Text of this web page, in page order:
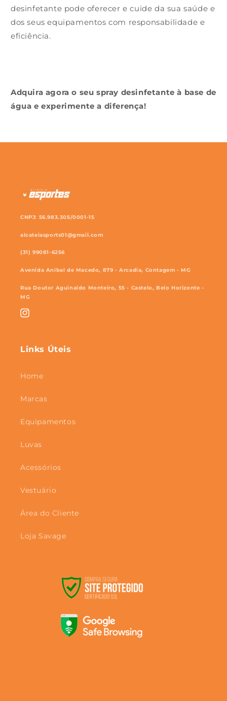
desinfetante pode oferecer e cuide da sua saúde e
dos seus equipamentos com responsabilidade e
eficiência.
Adquira agora o seu spray desinfetante à base de
água e experimente a diferença!
CNPJ: 56.983.305/0001-15
alcateiasports01@gmail.com
(31) 99081-6256
Avenida Aníbal de Macedo, 879 - Arcadia, Contagem - MG
Rua Doutor Aguinaldo Monteiro, 55 - Castelo, Belo Horizonte -
MG
Instagram
Links Úteis
Home
Marcas
Equipamentos
Luvas
Acessórios
Vestuário
Área do Cliente
Loja Savage